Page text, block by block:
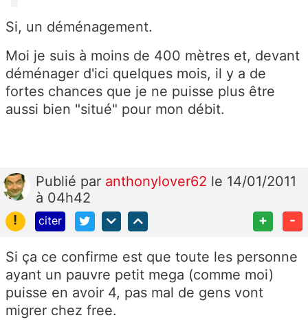
Si, un déménagement.
Moi je suis à moins de 400 mètres et, devant
déménager d'ici quelques mois, il y a de
fortes chances que je ne puisse plus être
aussi bien "situé" pour mon débit.
Publié par anthonylover62 le 14/01/2011
à 04h42
!
citer + -
Si ça ce confirme est que toute les personne
ayant un pauvre petit mega (comme moi)
puisse en avoir 4, pas mal de gens vont
migrer chez free.